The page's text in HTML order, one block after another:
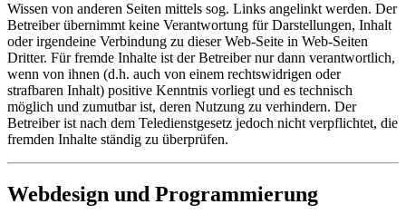
Wissen von anderen Seiten mittels sog. Links angelinkt werden. Der
Betreiber übernimmt keine Verantwortung für Darstellungen, Inhalt
oder irgendeine Verbindung zu dieser Web-Seite in Web-Seiten
Dritter. Für fremde Inhalte ist der Betreiber nur dann verantwortlich,
wenn von ihnen (d.h. auch von einem rechtswidrigen oder
strafbaren Inhalt) positive Kenntnis vorliegt und es technisch
möglich und zumutbar ist, deren Nutzung zu verhindern. Der
Betreiber ist nach dem Teledienstgesetz jedoch nicht verpflichtet, die
fremden Inhalte ständig zu überprüfen.
Webdesign und Programmierung